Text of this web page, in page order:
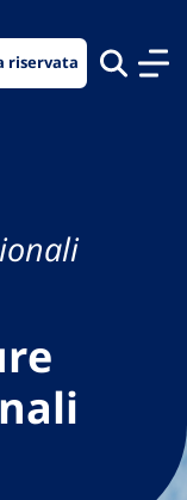
riservata